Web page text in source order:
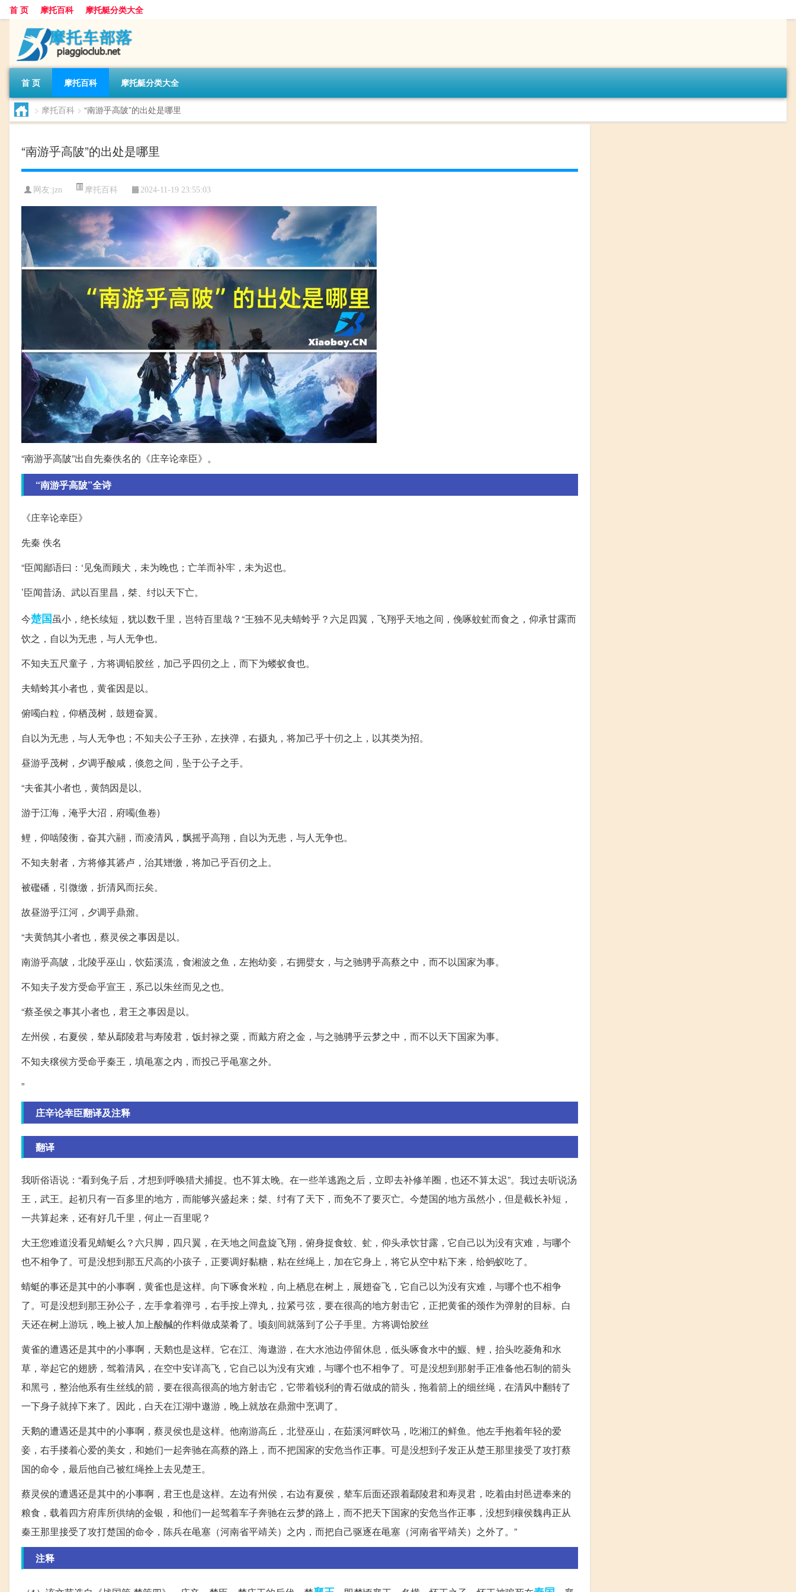
首 页 摩托百科 摩托艇分类大全
首 页 摩托百科 摩托艇分类大全
> 摩托百科 > “南游乎高陂”的出处是哪里
“南游乎高陂”的出处是哪里
网友:jzn 摩托百科 2024-11-19 23:55:03
“南游乎高陂”出自先秦佚名的《庄辛论幸臣》。
“南游乎高陂”全诗
《庄辛论幸臣》
先秦 佚名
“臣闻鄙语曰：‘见兔而顾犬，未为晚也；亡羊而补牢，未为迟也。
’臣闻昔汤、武以百里昌，桀、纣以天下亡。
今楚国虽小，绝长续短，犹以数千里，岂特百里哉？“王独不见夫蜻蛉乎？六足四翼，飞翔乎天地之间，俛啄蚊虻而食之，仰承甘露而
饮之，自以为无患，与人无争也。
不知夫五尺童子，方将调铅胶丝，加己乎四仞之上，而下为蝼蚁食也。
夫蜻蛉其小者也，黄雀因是以。
俯噣白粒，仰栖茂树，鼓翅奋翼。
自以为无患，与人无争也；不知夫公子王孙，左挟弹，右摄丸，将加己乎十仞之上，以其类为招。
昼游乎茂树，夕调乎酸咸，倏忽之间，坠于公子之手。
“夫雀其小者也，黄鹄因是以。
游于江海，淹乎大沼，府噣(鱼卷)
鲤，仰啮陵衡，奋其六翮，而凌清风，飘摇乎高翔，自以为无患，与人无争也。
不知夫射者，方将修其碆卢，治其矰缴，将加己乎百仞之上。
被礛磻，引微缴，折清风而抎矣。
故昼游乎江河，夕调乎鼎鼐。
“夫黄鹄其小者也，蔡灵侯之事因是以。
南游乎高陂，北陵乎巫山，饮茹溪流，食湘波之鱼，左抱幼妾，右拥嬖女，与之驰骋乎高蔡之中，而不以国家为事。
不知夫子发方受命乎宣王，系己以朱丝而见之也。
“蔡圣侯之事其小者也，君王之事因是以。
左州侯，右夏侯，辇从鄢陵君与寿陵君，饭封禄之粟，而戴方府之金，与之驰骋乎云梦之中，而不以天下国家为事。
不知夫穣侯方受命乎秦王，填黾塞之内，而投己乎黾塞之外。
”
庄辛论幸臣翻译及注释
翻译
我听俗语说：“看到兔子后，才想到呼唤猎犬捕捉。也不算太晚。在一些羊逃跑之后，立即去补修羊圈，也还不算太迟”。我过去听说汤
王，武王。起初只有一百多里的地方，而能够兴盛起来；桀、纣有了天下，而免不了要灭亡。今楚国的地方虽然小，但是截长补短，
一共算起来，还有好几千里，何止一百里呢？
大王您难道没看见蜻蜓么？六只脚，四只翼，在天地之间盘旋飞翔，俯身捉食蚊、虻，仰头承饮甘露，它自己以为没有灾难，与哪个
也不相争了。可是没想到那五尺高的小孩子，正要调好黏糖，粘在丝绳上，加在它身上，将它从空中粘下来，给蚂蚁吃了。
蜻蜓的事还是其中的小事啊，黄雀也是这样。向下啄食米粒，向上栖息在树上，展翅奋飞，它自己以为没有灾难，与哪个也不相争
了。可是没想到那王孙公子，左手拿着弹弓，右手按上弹丸，拉紧弓弦，要在很高的地方射击它，正把黄雀的颈作为弹射的目标。白
天还在树上游玩，晚上被人加上酸醎的作料做成菜肴了。顷刻间就落到了公子手里。方将调饴胶丝
黄雀的遭遇还是其中的小事啊，天鹅也是这样。它在江、海遨游，在大水池边停留休息，低头啄食水中的鰋、鲤，抬头吃菱角和水
草，举起它的翅膀，驾着清风，在空中安详高飞，它自己以为没有灾难，与哪个也不相争了。可是没想到那射手正准备他石制的箭头
和黑弓，整治他系有生丝线的箭，要在很高很高的地方射击它，它带着锐利的青石做成的箭头，拖着箭上的细丝绳，在清风中翻转了
一下身子就掉下来了。因此，白天在江湖中遨游，晚上就放在鼎鼐中烹调了。
天鹅的遭遇还是其中的小事啊，蔡灵侯也是这样。他南游高丘，北登巫山，在茹溪河畔饮马，吃湘江的鲜鱼。他左手抱着年轻的爱
妾，右手搂着心爱的美女，和她们一起奔驰在高蔡的路上，而不把国家的安危当作正事。可是没想到子发正从楚王那里接受了攻打蔡
国的命令，最后他自己被红绳拴上去见楚王。
蔡灵侯的遭遇还是其中的小事啊，君王也是这样。左边有州侯，右边有夏侯，辇车后面还跟着鄢陵君和寿灵君，吃着由封邑进奉来的
粮食，载着四方府库所供纳的金银，和他们一起驾着车子奔驰在云梦的路上，而不把天下国家的安危当作正事，没想到穰侯魏冉正从
秦王那里接受了攻打楚国的命令，陈兵在黾塞（河南省平靖关）之内，而把自己驱逐在黾塞（河南省平靖关）之外了。”
注释